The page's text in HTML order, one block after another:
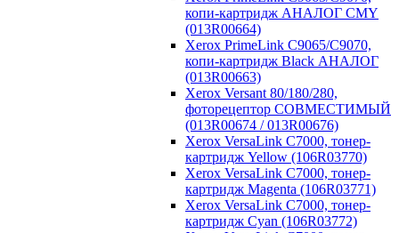
копи-картридж АНАЛОГ CMY
(013R00664)
Xerox PrimeLink C9065/C9070,
копи-картридж Black АНАЛОГ
(013R00663)
Xerox Versant 80/180/280,
фоторецептор СОВМЕСТИМЫЙ
(013R00674 / 013R00676)
Xerox VersaLink C7000, тонер-
картридж Yellow (106R03770)
Xerox VersaLink C7000, тонер-
картридж Magenta (106R03771)
Xerox VersaLink C7000, тонер-
картридж Cyan (106R03772)